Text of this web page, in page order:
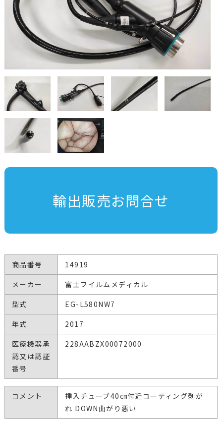
輸出販売お問合せ
商品番号
14919
メーカー
富士フイルムメディカル
型式
EG-L580NW7
年式
2017
医療機器承
認又は認証
番号
228AABZX00072000
コメント
挿入チューブ40㎝付近コーティング剥が
れ DOWN曲がり悪い